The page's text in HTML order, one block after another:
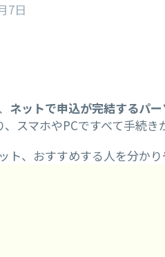
7日
ネットで申込が完結するパ
スマホやPCですべて手続き
、おすすめする人を分かり